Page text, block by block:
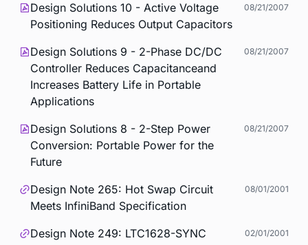
Design Solutions 10 - Active Voltage
Positioning Reduces Output Capacitors
08/21/2007
Design Solutions 9 - 2-Phase DC/DC
Controller Reduces Capacitanceand
Increases Battery Life in Portable
Applications
08/21/2007
Design Solutions 8 - 2-Step Power
Conversion: Portable Power for the
Future
08/21/2007
Design Note 265: Hot Swap Circuit
Meets InfiniBand Specification
08/01/2001
Design Note 249: LTC1628-SYNC
02/01/2001